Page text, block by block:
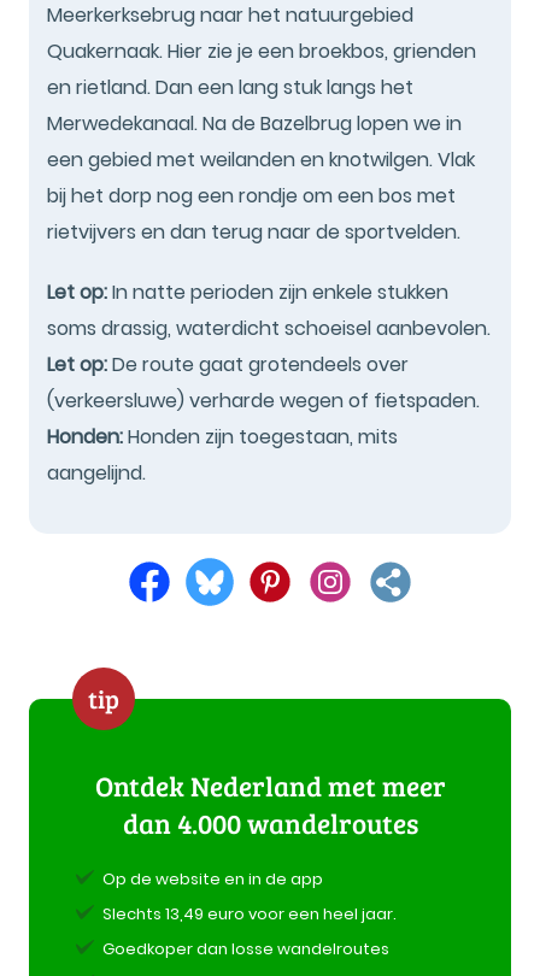
Meerkerksebrug naar het natuurgebied
Quakernaak. Hier zie je een broekbos, grienden
en rietland. Dan een lang stuk langs het
Merwedekanaal. Na de Bazelbrug lopen we in
een gebied met weilanden en knotwilgen. Vlak
bij het dorp nog een rondje om een bos met
rietvijvers en dan terug naar de sportvelden.
Let op:In natte perioden zijn enkele stukken
soms drassig, waterdicht schoeisel aanbevolen.
Let op:De route gaat grotendeels over
(verkeersluwe) verharde wegen of fietspaden.
Honden:Honden zijn toegestaan, mits
aangelijnd.
tip
Ontdek Nederland met meer
dan 4.000 wandelroutes
Op de website en in de app
Slechts 13,49 euro voor een heel jaar.
Goedkoper dan losse wandelroutes